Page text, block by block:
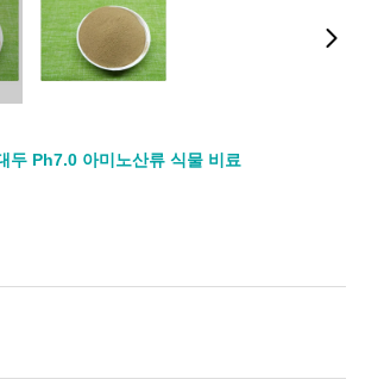
두 Ph7.0 아미노산류 식물 비료